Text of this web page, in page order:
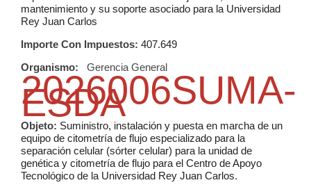
mantenimiento y su soporte asociado para la Universidad
Rey Juan Carlos
Importe Con Impuestos: 407.649
Organismo:
Gerencia General
2026006SUMA-
ESDA
Objeto: Suministro, instalación y puesta en marcha de un
equipo de citometría de flujo especializado para la
separación celular (sórter celular) para la unidad de
genética y citometría de flujo para el Centro de Apoyo
Tecnológico de la Universidad Rey Juan Carlos.